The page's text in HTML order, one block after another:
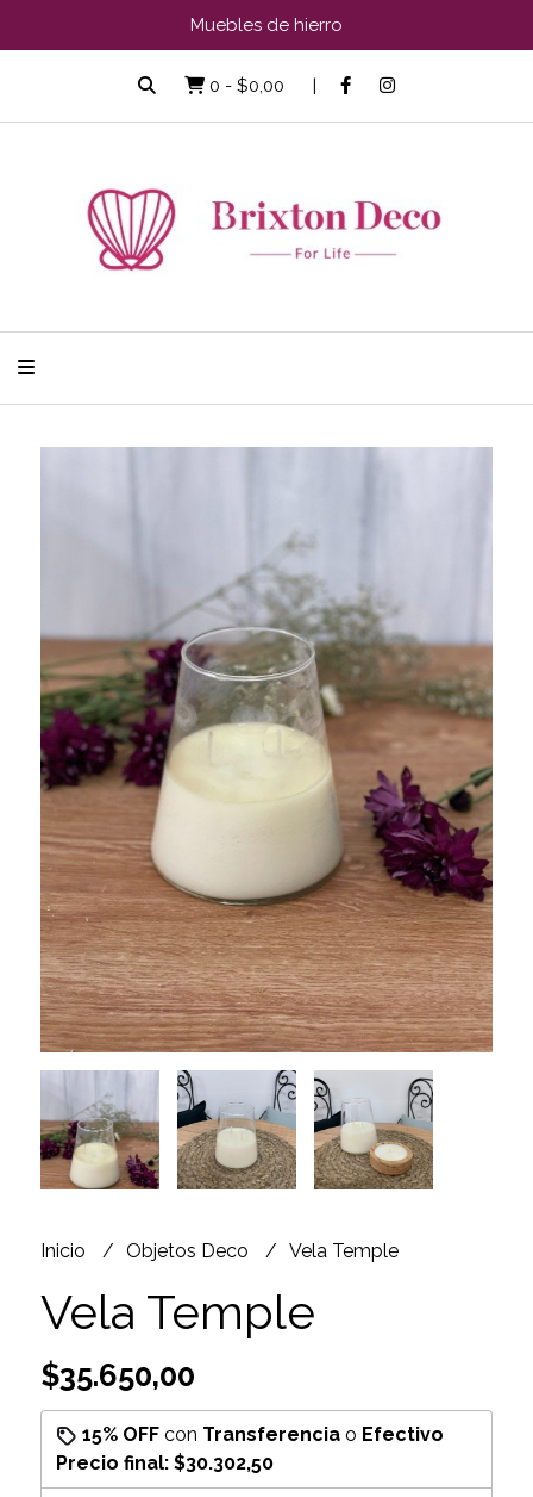
Muebles de hierro
0 - $0,00
Inicio Objetos Deco Vela Temple
Vela Temple
$35.650,00
15% OFFcon Transferenciao Efectivo
Precio final: $30.302,50